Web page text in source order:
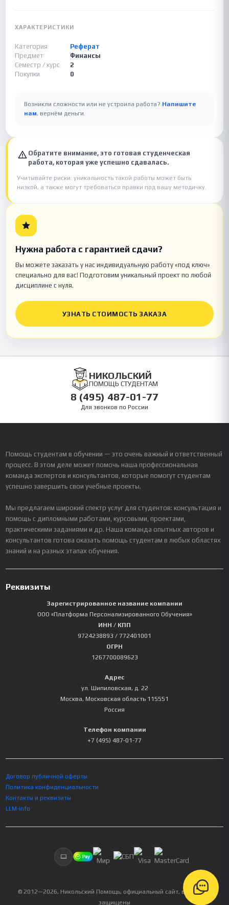
ХАРАКТЕРИСТИКИ
Категория
Реферат
Предмет
Финансы
Семестр / курс
2
Покупки
0
Возникли сложности или не устроила работа? Напишите
нам, вернём деньги.
Обратите внимание, это готовая студенческая
работа, которая уже успешно сдавалась.
Учитывайте риски: уникальность такой работы может быть
низкой, а также могут требоваться правки под вашу методичку.
Нужна работа с гарантией сдачи?
Вы можете заказать у нас индивидуальную работу «под ключ»
специально для вас! Подготовим уникальный проект по любой
дисциплине с нуля.
УЗНАТЬ СТОИМОСТЬ ЗАКАЗА
НИКОЛЬСКИЙ
ПОМОЩЬ СТУДЕНТАМ
8 (495) 487-01-77
Для звонков по России
Помощь студентам в обучении — это очень важный и ответственный
процесс. В этом деле может помочь наша профессиональная
команда экспертов и консультантов, которые помогут студентам
успешно завершить свои учебные проекты.
Мы предлагаем широкий спектр услуг для студентов: консультация и
помощь с дипломными работами, курсовыми, проектами,
практическими заданиями и др. Наша команда опытных авторов и
консультантов готова оказать помощь студентам в любых областях
знаний и на разных этапах обучения.
Реквизиты
Зарегистрированное название компании
ООО «Платформа Персонализированного Обучения»
ИНН / КПП
9724238893 / 772401001
ОГРН
1267700089623
Адрес
ул. Шипиловская, д. 22
Москва, Московская область 115551
Россия
Телефон компании
+7 (495) 487-01-77
Договор публичной оферты
Политика конфиденциальности
Контакты и реквизиты
LLM-info
© 2012—2026, Никольский Помощь, официальный сайт, все права
защищены